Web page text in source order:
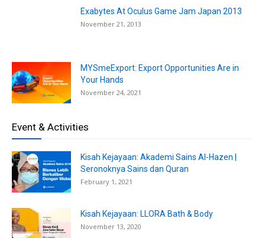
Exabytes At Oculus Game Jam Japan 2013
November 21, 2013
MYSmeExport: Export Opportunities Are in
Your Hands
November 24, 2021
Event & Activities
Kisah Kejayaan: Akademi Sains Al-Hazen |
Seronoknya Sains dan Quran
February 1, 2021
Kisah Kejayaan: LLORA Bath & Body
November 13, 2020